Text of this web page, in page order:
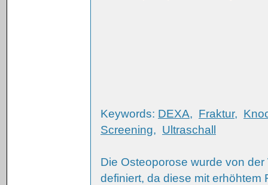
Keywords: DEXA, Fraktur,
Screening, Ultraschall
Die Osteoporose wurde von
definiert, da diese mit erhöhtem